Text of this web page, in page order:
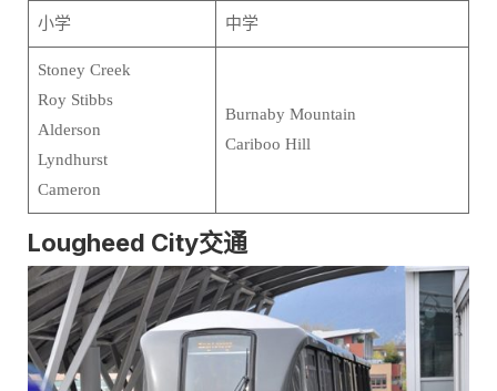
小学 中学
Stoney Creek
Roy Stibbs
Alderson
Lyndhurst
Cameron
Burnaby Mountain
Cariboo Hill
Lougheed City交通